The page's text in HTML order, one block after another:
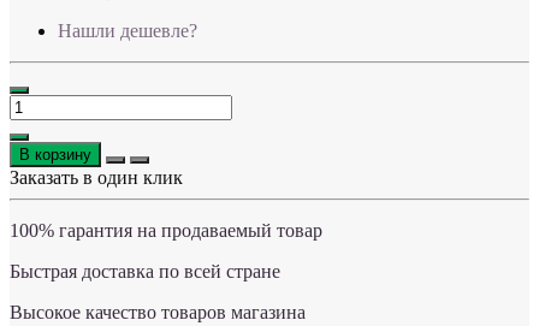
Нашли дешевле?
В корзину
Заказать в один клик
100% гарантия на продаваемый товар
Быстрая доставка по всей стране
Высокое качество товаров магазина